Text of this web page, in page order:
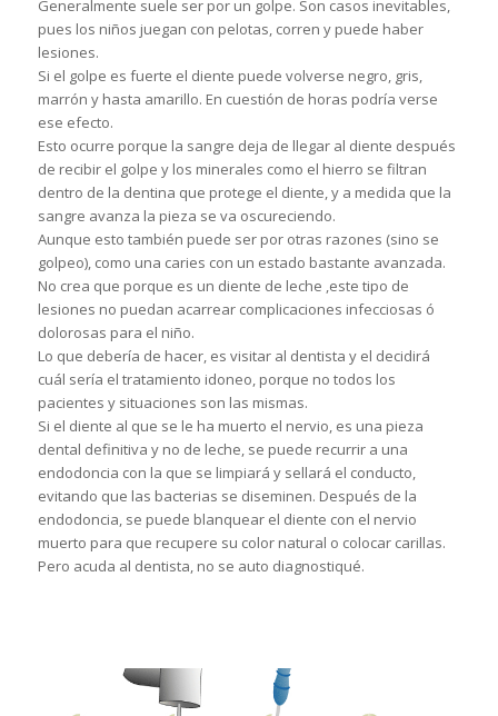
Generalmente suele ser por un golpe. Son casos inevitables,
pues los niños juegan con pelotas, corren y puede haber
lesiones.
Si el golpe es fuerte el diente puede volverse negro, gris,
marrón y hasta amarillo. En cuestión de horas podría verse
ese efecto.
Esto ocurre porque la sangre deja de llegar al diente después
de recibir el golpe y los minerales como el hierro se filtran
dentro de la dentina que protege el diente, y a medida que la
sangre avanza la pieza se va oscureciendo.
Aunque esto también puede ser por otras razones (sino se
golpeo), como una caries con un estado bastante avanzada.
No crea que porque es un diente de leche ,este tipo de
lesiones no puedan acarrear complicaciones infecciosas ó
dolorosas para el niño.
Lo que debería de hacer, es visitar al dentista y el decidirá
cuál sería el tratamiento idoneo, porque no todos los
pacientes y situaciones son las mismas.
Si el diente al que se le ha muerto el nervio, es una pieza
dental definitiva y no de leche, se puede recurrir a una
endodoncia con la que se limpiará y sellará el conducto,
evitando que las bacterias se diseminen. Después de la
endodoncia, se puede blanquear el diente con el nervio
muerto para que recupere su color natural o colocar carillas.
Pero acuda al dentista, no se auto diagnostiqué.